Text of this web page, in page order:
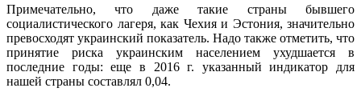
Примечательно, что даже такие страны бывшего
социалистического лагеря, как Чехия и Эстония, значительно
превосходят украинский показатель. Надо также отметить, что
принятие риска украинским населением ухудшается в
последние годы: еще в 2016 г. указанный индикатор для
нашей страны составлял 0,04.